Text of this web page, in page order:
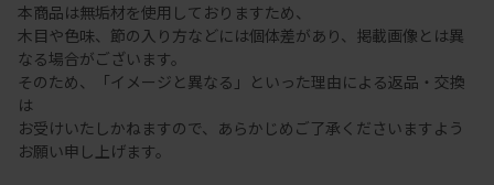
本商品は無垢材を使用しておりますため、
木目や色味、節の入り方などには個体差があり、掲載画像とは異
なる場合がございます。
そのため、「イメージと異なる」といった理由による返品・交換
は
お受けいたしかねますので、あらかじめご了承くださいますよう
お願い申し上げます。